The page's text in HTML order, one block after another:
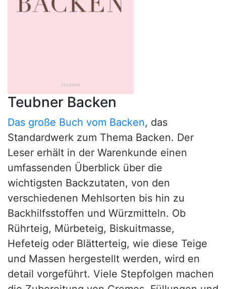
Teubner Backen
Das große Buch vom Backen, das
Standardwerk zum Thema Backen. Der
Leser erhält in der Warenkunde einen
umfassenden Überblick über die
wichtigsten Backzutaten, von den
verschiedenen Mehlsorten bis hin zu
Backhilfsstoffen und Würzmitteln. Ob
Rührteig, Mürbeteig, Biskuitmasse,
Hefeteig oder Blätterteig, wie diese Teige
und Massen hergestellt werden, wird en
detail vorgeführt. Viele Stepfolgen machen